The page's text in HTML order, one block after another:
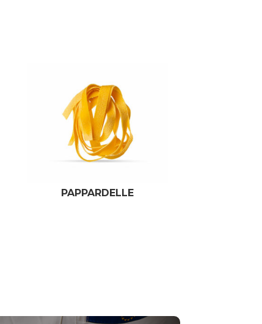
PAPPARDELLE